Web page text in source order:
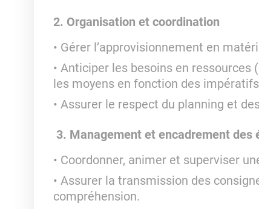
2. Organisation et coordination
Gérer l’approvisionnement en
Anticiper les besoins en
les moyens en fonction des
Assurer le respect du planning et
3. Management et encadrement des
Coordonner, animer et superviser
Assurer la transmission des
compréhension.